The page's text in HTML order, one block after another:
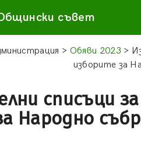
съвет
> Обяви 2023 >
изборите за
списъци за
Народно